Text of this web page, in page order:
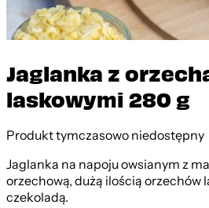
Jaglanka z
laskowymi 280 g
Produkt tymczasowo niedostępny
Jaglanka na napoju owsianym z
orzechową, dużą ilością orzechów
czekoladą.